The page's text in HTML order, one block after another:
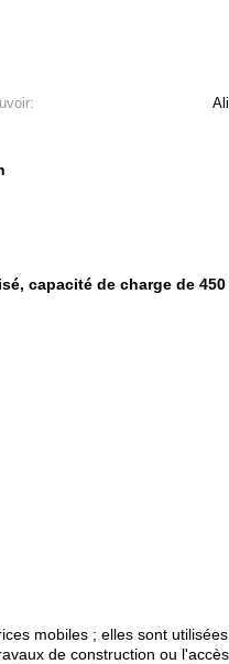
capacité de charge de 450
mobiles ; elles sont
de construction ou